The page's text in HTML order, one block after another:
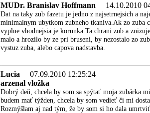
MUDr. Branislav Hoffmann 14.10.2010
Dat na taky zub fazetu je jedno z najsetrnejsich a
minimalnym ubytkom zubneho tkaniva.Ak zo zuba
vyplne vhodnejsia je korunka.Ta chrani zub a
malo a hrozilo by ze pri bruseni, by nezostalo zo
vystuz zuba, alebo capova nadstavba.
Lucia
07.09.2010 12:25:24
arzenal vložka
Dobrý deň, chcela by som sa spýtať moja zubárka
budem mať týžden, chcela by som vedieť či mi
Rozmýšlam aj nad tým, že by som si ho dala